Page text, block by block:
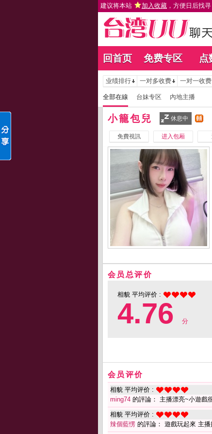
建议将本站 加入收藏 ，方便日后找寻
回首页 免费专区 点
业绩排行 一对多收费 一对一收费
全部在線 台妹专区 內地主播
小籠包兒 休息中
免費視訊 进入包厢
会员总评价
相貌 平均评价 :
4.76 分
会员评价
相貌 平均评价 :
ming74 的評論： 主播漂亮~小遊戲
相貌 平均评价 :
辣個藍愣 的評論： 遊戲玩起來 主播